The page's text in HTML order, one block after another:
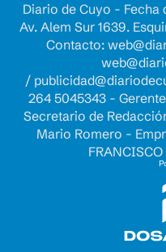
Diario de Cuyo -
Av. Alem Sur 1639.
Contacto:
/
264 5045343 -
Secretario de
Mario Romero -
FRANCISCO